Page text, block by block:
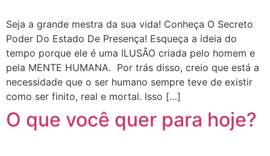
Seja a grande mestra da sua vida! Conheça O Secreto
Poder Do Estado De Presença! Esqueça a ideia do
tempo porque ele é uma ILUSÃO criada pelo homem e
pela MENTE HUMANA. Por trás disso, creio que está a
necessidade que o ser humano sempre teve de existir
como ser finito, real e mortal. Isso […]
O que você quer para hoje?